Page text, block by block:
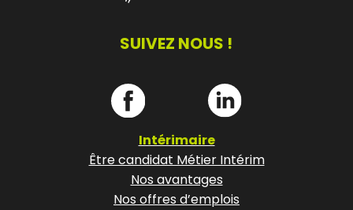
SUIVEZ NOUS !
Intérimaire
Être candidat Métier Intérim
Nos avantages
Nos offres d’emplois